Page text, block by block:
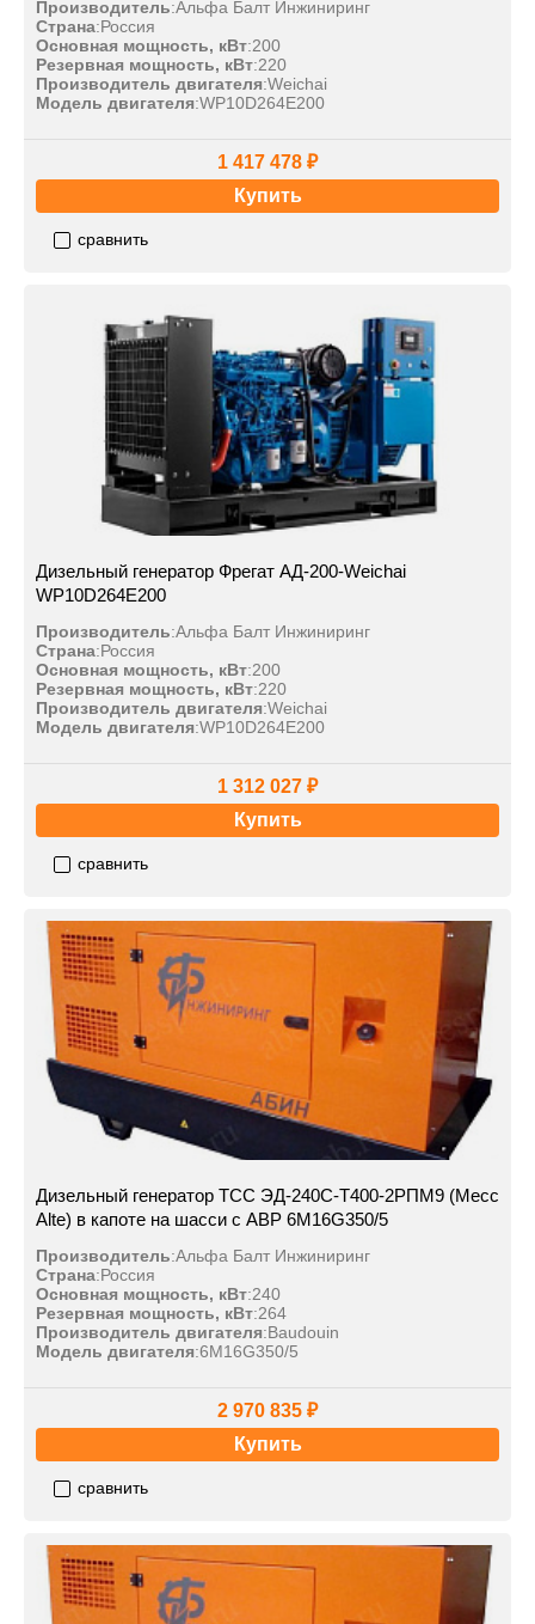
Производитель:Альфа Балт Инжиниринг
Страна:Россия
Основная мощность, кВт:200
Резервная мощность, кВт:220
Производитель двигателя:Weichai
Модель двигателя:WP10D264E200
1 417 478 ₽
Купить
сравнить
Дизельный генератор Фрегат АД-200-Weichai
WP10D264E200
Производитель:Альфа Балт Инжиниринг
Страна:Россия
Основная мощность, кВт:200
Резервная мощность, кВт:220
Производитель двигателя:Weichai
Модель двигателя:WP10D264E200
1 312 027 ₽
Купить
сравнить
Дизельный генератор ТСС ЭД-240С-Т400-2РПМ9 (Mecc
Alte) в капоте на шасси с АВР 6M16G350/5
Производитель:Альфа Балт Инжиниринг
Страна:Россия
Основная мощность, кВт:240
Резервная мощность, кВт:264
Производитель двигателя:Baudouin
Модель двигателя:6M16G350/5
2 970 835 ₽
Купить
сравнить